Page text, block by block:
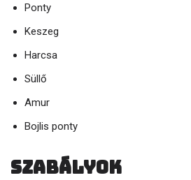
Ponty
Keszeg
Harcsa
Süllő
Amur
Bojlis ponty
Szabályok